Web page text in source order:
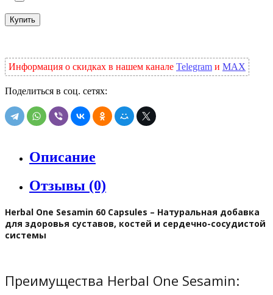
Купить
Информация о скидках в нашем канале Telegram и MAX
Поделиться в соц. сетях:
Описание
Отзывы (0)
Herbal One Sesamin 60 Capsules – Натуральная добавка
для здоровья суставов, костей и сердечно-сосудистой
системы
Преимущества Herbal One Sesamin: